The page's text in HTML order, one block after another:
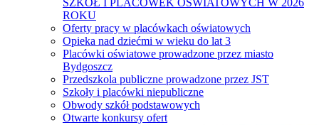
SZKÓŁ I PLACÓWEK OŚWIATOWYCH W 2026
ROKU
Oferty pracy w placówkach oświatowych
Opieka nad dziećmi w wieku do lat 3
Placówki oświatowe prowadzone przez miasto
Bydgoszcz
Przedszkola publiczne prowadzone przez JST
Szkoły i placówki niepubliczne
Obwody szkół podstawowych
Otwarte konkursy ofert